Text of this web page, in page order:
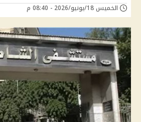
الخميس 18/يونيو/2026 - 08:40 م